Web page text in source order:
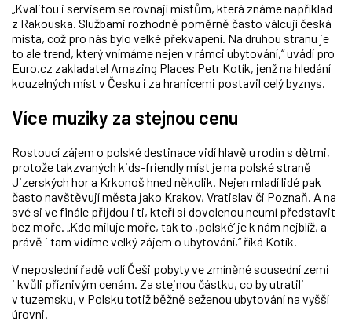
„Kvalitou i servisem se rovnají místům, která známe například
z Rakouska. Službami rozhodně poměrně často válcují česká
místa, což pro nás bylo velké překvapení. Na druhou stranu je
to ale trend, který vnímáme nejen v rámci ubytování,“ uvádí pro
Euro.cz zakladatel Amazing Places Petr Kotík, jenž na hledání
kouzelných míst v Česku i za hranicemi postavil celý byznys.
Více muziky za stejnou cenu
Rostoucí zájem o polské destinace vidí hlavě u rodin s dětmi,
protože takzvaných kids-friendly míst je na polské straně
Jizerských hor a Krkonoš hned několik. Nejen mladí lidé pak
často navštěvují města jako Krakov, Vratislav či Poznaň. A na
své si ve finále přijdou i ti, kteří si dovolenou neumí představit
bez moře. „Kdo miluje moře, tak to ,polské‘ je k nám nejblíž, a
právě i tam vidíme velký zájem o ubytování,“ říká Kotík.
V neposlední řadě volí Češi pobyty ve zmíněné sousední zemi
i kvůli příznivým cenám. Za stejnou částku, co by utratili
v tuzemsku, v Polsku totiž běžně seženou ubytování na vyšší
úrovni.